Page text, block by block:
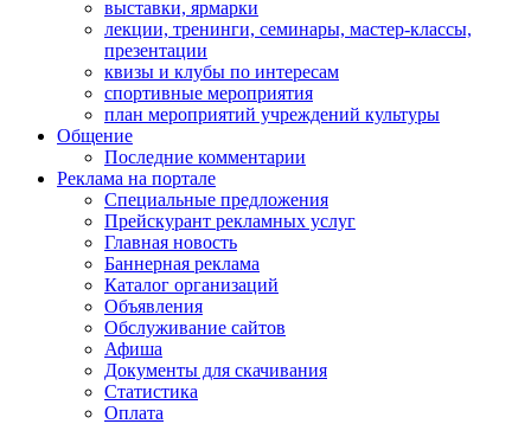
выставки, ярмарки
лекции, тренинги, семинары, мастер-классы,
презентации
квизы и клубы по интересам
спортивные мероприятия
план мероприятий учреждений культуры
Общение
Последние комментарии
Реклама на портале
Специальные предложения
Прейскурант рекламных услуг
Главная новость
Баннерная реклама
Каталог организаций
Объявления
Обслуживание сайтов
Афиша
Документы для скачивания
Статистика
Оплата